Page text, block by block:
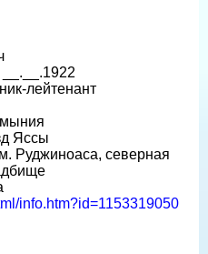
лейтенант
Яссы
Руджиноаса, северная
info.htm?id=1153319050